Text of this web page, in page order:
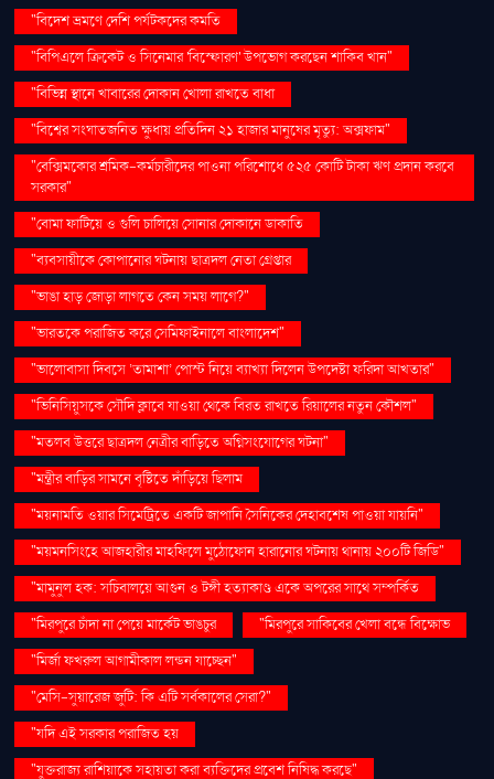
"বিদেশ ভ্রমণে দেশি পর্যটকদের কমতি
"বিপিএলে ক্রিকেট ও সিনেমার 'বিস্ফোরণ' উপভোগ করছেন শাকিব খান"
"বিভিন্ন স্থানে খাবারের দোকান খোলা রাখতে বাধা
"বিশ্বের সংঘাতজনিত ক্ষুধায় প্রতিদিন ২১ হাজার মানুষের মৃত্যু: অক্সফাম"
"বেক্সিমকোর শ্রমিক-কর্মচারীদের পাওনা পরিশোধে ৫২৫ কোটি টাকা ঋণ প্রদান করবে
সরকার"
"বোমা ফাটিয়ে ও গুলি চালিয়ে সোনার দোকানে ডাকাতি
"ব্যবসায়ীকে কোপানোর ঘটনায় ছাত্রদল নেতা গ্রেপ্তার
"ভাঙা হাড় জোড়া লাগতে কেন সময় লাগে?"
"ভারতকে পরাজিত করে সেমিফাইনালে বাংলাদেশ"
"ভালোবাসা দিবসে ‘তামাশা’ পোস্ট নিয়ে ব্যাখ্যা দিলেন উপদেষ্টা ফরিদা আখতার"
"ভিনিসিয়ুসকে সৌদি ক্লাবে যাওয়া থেকে বিরত রাখতে রিয়ালের নতুন কৌশল"
"মতলব উত্তরে ছাত্রদল নেত্রীর বাড়িতে অগ্নিসংযোগের ঘটনা"
"মন্ত্রীর বাড়ির সামনে বৃষ্টিতে দাঁড়িয়ে ছিলাম
"ময়নামতি ওয়ার সিমেট্রিতে একটি জাপানি সৈনিকের দেহাবশেষ পাওয়া যায়নি"
"ময়মনসিংহে আজহারীর মাহফিলে মুঠোফোন হারানোর ঘটনায় থানায় ২০০টি জিডি"
"মামুনুল হক: সচিবালয়ে আগুন ও টঙ্গী হত্যাকাণ্ড একে অপরের সাথে সম্পর্কিত
"মিরপুরে চাঁদা না পেয়ে মার্কেট ভাঙচুর
"মিরপুরে সাকিবের খেলা বন্ধে বিক্ষোভ
"মির্জা ফখরুল আগামীকাল লন্ডন যাচ্ছেন"
"মেসি-সুয়ারেজ জুটি: কি এটি সর্বকালের সেরা?"
"যদি এই সরকার পরাজিত হয়
"যুক্তরাজ্য রাশিয়াকে সহায়তা করা ব্যক্তিদের প্রবেশ নিষিদ্ধ করছে"